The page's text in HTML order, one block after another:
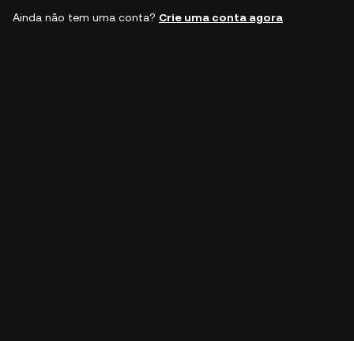
Ainda não tem uma conta? Crie uma conta agora